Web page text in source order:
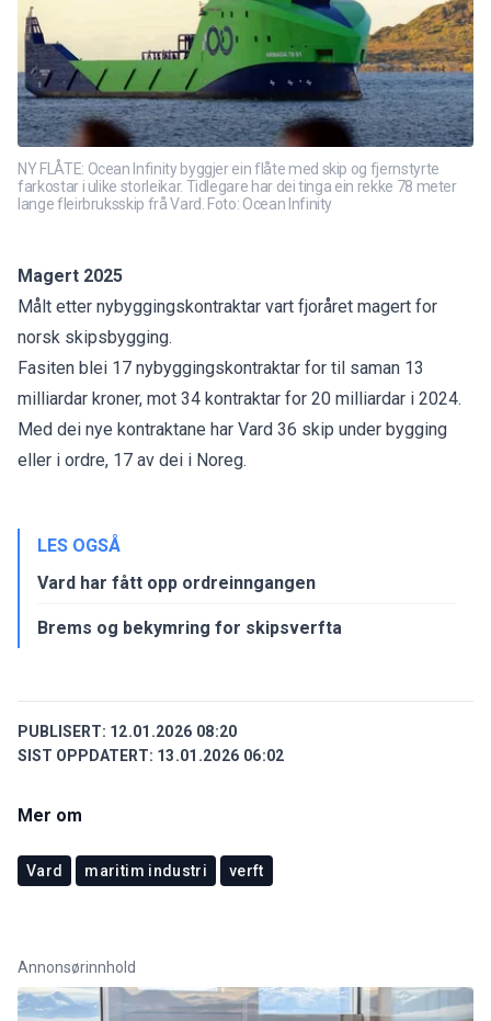
NY FLÅTE: Ocean Infinity byggjer ein flåte med skip og fjernstyrte
farkostar i ulike storleikar. Tidlegare har dei tinga ein rekke 78 meter
lange fleirbruksskip frå Vard. Foto: Ocean Infinity
Magert 2025
Målt etter nybyggingskontraktar vart fjoråret magert for
norsk skipsbygging.
Fasiten blei 17 nybyggingskontraktar for til saman 13
milliardar kroner, mot 34 kontraktar for 20 milliardar i 2024.
Med dei nye kontraktane har Vard 36 skip under bygging
eller i ordre, 17 av dei i Noreg.
LES OGSÅ
Vard har fått opp ordreinngangen
Brems og bekymring for skipsverfta
PUBLISERT: 12.01.2026 08:20
SIST OPPDATERT: 13.01.2026 06:02
Mer om
Vard maritim industri verft
Annonsørinnhold